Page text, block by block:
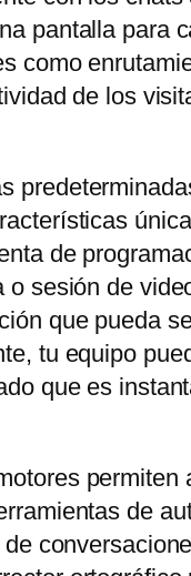
pantalla para
como
de los
de
o sesión de
que pueda
tu equipo
que es
de